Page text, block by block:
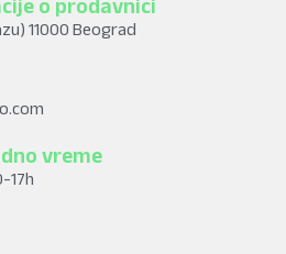
o prodavnici
11000 Beograd
vreme
17h